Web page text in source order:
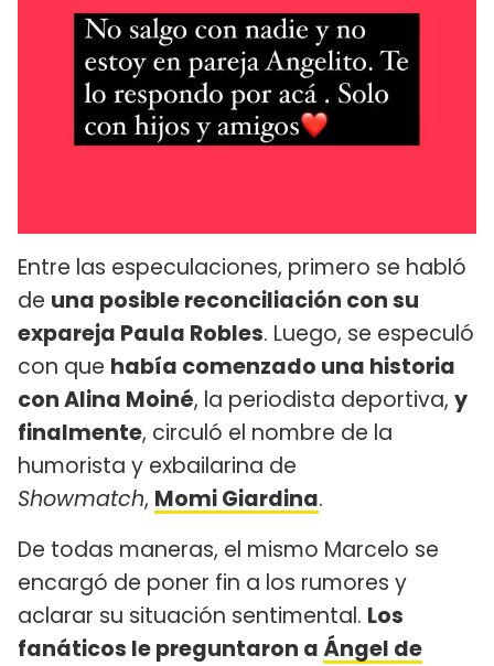
Entre las especulaciones, primero se habló
de una posible reconciliación con su
expareja Paula Robles. Luego, se especuló
con que había comenzado una historia
con Alina Moiné, la periodista deportiva, y
finalmente, circuló el nombre de la
humorista y exbailarina de
Showmatch, Momi Giardina.
De todas maneras, el mismo Marcelo se
encargó de poner fin a los rumores y
aclarar su situación sentimental. Los
fanáticos le preguntaron aÁngel de